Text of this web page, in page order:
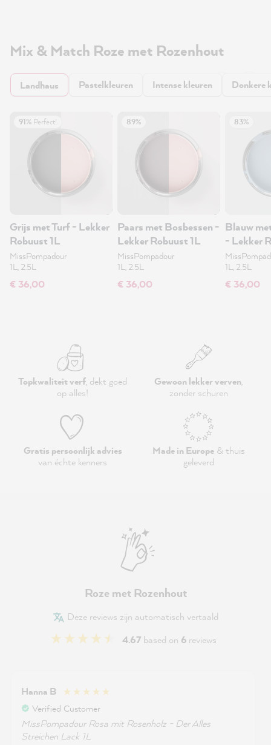
Mix & Match Roze met Rozenhout
Landhaus Pastelkleuren Intense kleuren Donkere
91% Perfect!
Grijs met Turf - Lekker
Robuust 1L
MissPompadour
1L, 2.5L
€ 36,00
89%
Paars met Bosbessen -
Lekker Robuust 1L
MissPompadour
1L, 2.5L
€ 36,00
83%
Blauw
- Lekker
1L, 2.5L
€ 36,00
Topkwaliteit verf, dekt goed
op alles!
Gewoon lekker verven,
zonder schuren
Gratis persoonlijk advies
van échte kenners
Made in Europe& thuis
geleverd
Roze met Rozenhout
Deze reviews zijn automatisch vertaald
4.67 based on 6 reviews
Hanna B
Verified Customer
MissPompadour Rosa mit Rosenholz - Der Alles
Streichen Lack 1L